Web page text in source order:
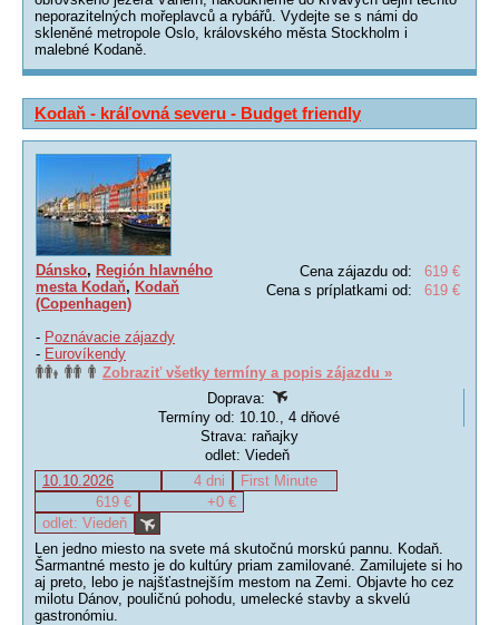
neporazitelných mořeplavců a rybářů. Vydejte se s námi do
skleněné metropole Oslo, královského města Stockholm i
malebné Kodaně.
Kodaň - kráľovná severu - Budget friendly
Cena zájazdu od:
619 €
Cena s príplatkami od:
619 €
Dánsko, Región hlavného
mesta Kodaň, Kodaň
(Copenhagen)
- Poznávacie zájazdy
- Eurovíkendy
Zobraziť všetky termíny a popis zájazdu »
Doprava:
Termíny od: 10.10., 4 dňové
Strava: raňajky
odlet: Viedeň
10.10.2026
4 dni
First Minute
619 €
+0 €
odlet: Viedeň
Len jedno miesto na svete má skutočnú morskú pannu. Kodaň.
Šarmantné mesto je do kultúry priam zamilované. Zamilujete si ho
aj preto, lebo je najšťastnejším mestom na Zemi. Objavte ho cez
milotu Dánov, pouličnú pohodu, umelecké stavby a skvelú
gastronómiu.